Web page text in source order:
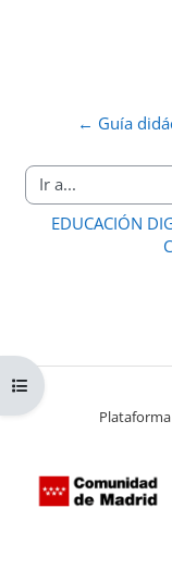
Abrir índice del curso
← Guía
Ir a...
EDUCACIÓN